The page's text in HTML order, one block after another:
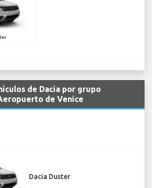
de Dacia por grupo
de Venice
Dacia Duster